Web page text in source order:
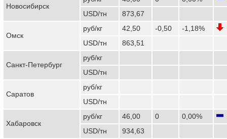
Новосибирск
USD/тн
873,67
Омск
руб/кг 42,50 -0,50
-1,18%
USD/тн
863,51
Санкт-Петербург
руб/кг
USD/тн
Саратов
руб/кг
USD/тн
Хабаровск
руб/кг 46,00 0
0,00%
USD/тн
934,63